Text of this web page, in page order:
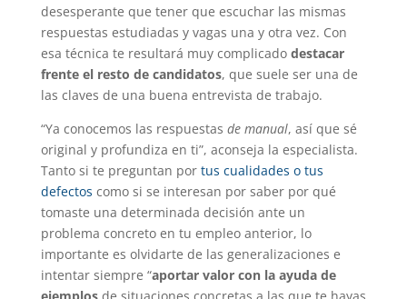
desesperante que tener que escuchar las mismas
respuestas estudiadas y vagas una y otra vez. Con
esa técnica te resultará muy complicado destacar
frente el resto de candidatos, que suele ser una de
las claves de una buena entrevista de trabajo.
“Ya conocemos las respuestas de manual, así que sé
original y profundiza en ti”, aconseja la especialista.
Tanto si te preguntan por tus cualidades o tus
defectos como si se interesan por saber por qué
tomaste una determinada decisión ante un
problema concreto en tu empleo anterior, lo
importante es olvidarte de las generalizaciones e
intentar siempre “aportar valor con la ayuda de